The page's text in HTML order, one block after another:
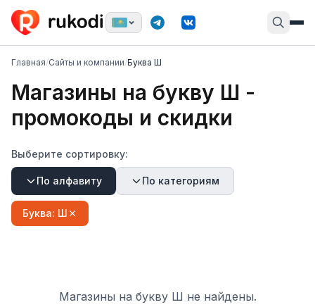
Главная/Сайты и компании/Буква Ш
Магазины на букву Ш -
промокоды и скидки
Выберите сортировку:
По алфавиту По категориям
Буква: Ш
Магазины на букву Ш не найдены.